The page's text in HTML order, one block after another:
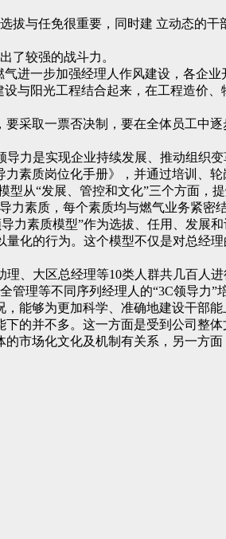
与任免很重要，同时建 立动态的
了较强的战斗力。
进一步加强经理人作风建设，各企
与阳光工程结合起来，在工程造价
采取一票否决制，要在全体员工中
力是实现企业持续发展、推动组织
素质岗位化手册》，并通过培训、
从“发展、管控和文化”三个方面，
素质，每个素质均与燃气业务紧
素质模型”作为选拔、任用、发展和
化的行为。这个模型不仅是对总经
、大区总经理等10类人群共几百人
理等不同序列经理人的“3C领导力”
能够为更加科学、准确地建设干部能
的并不多。这一方面是受到公司整
市场化文化及机制有关系，另一方